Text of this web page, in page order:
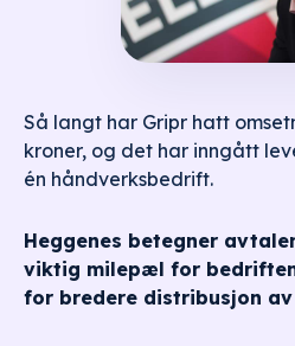
Så langt har Gripr hatt
kroner, og det har inngått
én håndverksbedrift.
Heggenes betegner
viktig milepæl for
for bredere distribusjon